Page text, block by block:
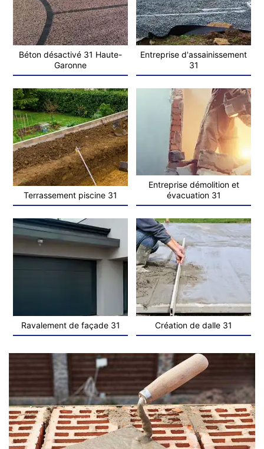
Béton désactivé 31 Haute-
Garonne
Entreprise d'assainissement
31
Terrassement piscine 31
Entreprise démolition et
évacuation 31
Ravalement de façade 31 Création de dalle 31